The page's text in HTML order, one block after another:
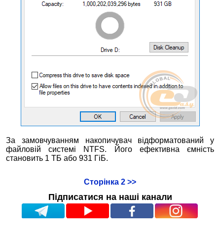
За замовчуванням накопичувач відформатований у
файловій системі NTFS. Його ефективна ємність
становить 1 ТБ або 931 ГіБ.
Сторінка 2 >>
Підписатися на наші канали